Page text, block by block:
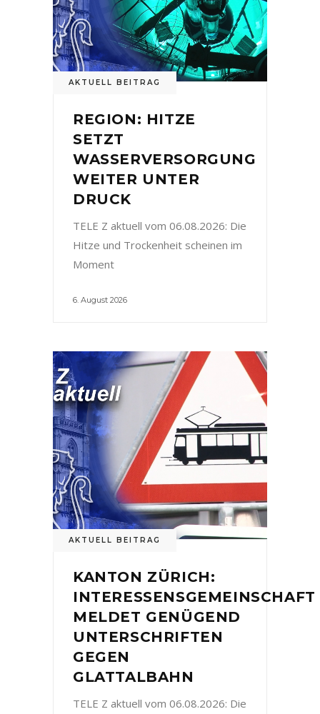
AKTUELL BEITRAG
REGION: HITZE
SETZT
WASSERVERSORGUNG
WEITER UNTER
DRUCK
TELE Z aktuell vom 06.08.2026: Die
Hitze und Trockenheit scheinen im
Moment
6. August 2026
AKTUELL BEITRAG
KANTON ZÜRICH:
INTERESSENSGEMEINSCHAFT
MELDET GENÜGEND
UNTERSCHRIFTEN
GEGEN
GLATTALBAHN
TELE Z aktuell vom 06.08.2026: Die